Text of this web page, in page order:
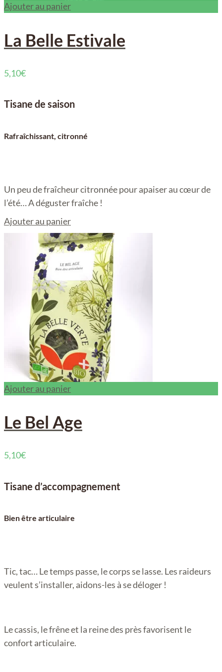
Ajouter au panier
La Belle Estivale
5,10€
Tisane de saison
Rafraîchissant, citronné
Un peu de fraîcheur citronnée pour apaiser au cœur de
l’été… A déguster fraîche !
Ajouter au panier
Ajouter au panier
Le Bel Age
5,10€
Tisane d’accompagnement
Bien être articulaire
Tic, tac… Le temps passe, le corps se lasse. Les raideurs
veulent s’installer, aidons-les à se déloger !
Le cassis, le frêne et la reine des près favorisent le
confort articulaire.